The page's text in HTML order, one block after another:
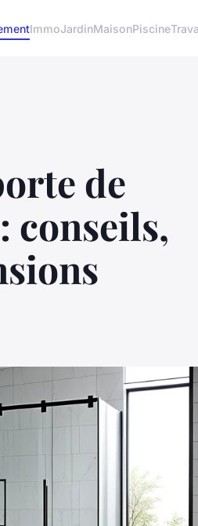
ImmoJardinMaisonPiscine
de
conseils,